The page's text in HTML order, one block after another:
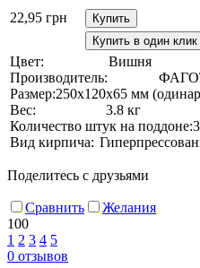
22,95 грн
Купить
Купить в один клик
Цвет:
Вишня
Производитель:
Размер:250х120х65 мм
Вес:
3.8 кг
Количество штук на поддоне:
Вид кирпича:
Поделитесь с друзьями
Сравнить
Желания
100
1 2 3 4 5
0 отзывов